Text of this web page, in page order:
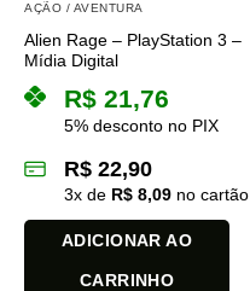
AÇÃO / AVENTURA
Alien Rage – PlayStation 3 –
Mídia Digital
R$ 21,76
5% desconto no PIX
R$ 22,90
3x de R$ 8,09 no cartão
ADICIONAR AO
CARRINHO